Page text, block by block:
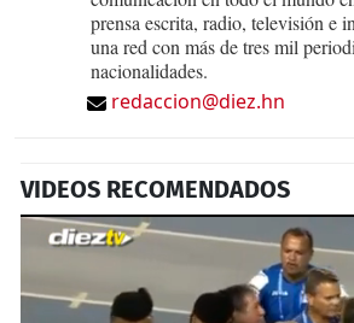
prensa escrita, radio, televisión e
una red con más de tres mil
nacionalidades.
redaccion@diez.hn
VIDEOS RECOMENDADOS